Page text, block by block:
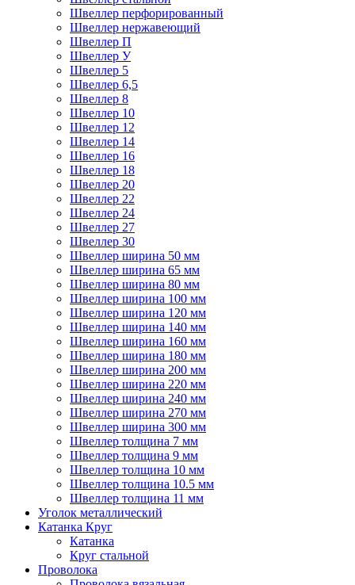
Швеллер перфорированный
Швеллер нержавеющий
Швеллер П
Швеллер У
Швеллер 5
Швеллер 6,5
Швеллер 8
Швеллер 10
Швеллер 12
Швеллер 14
Швеллер 16
Швеллер 18
Швеллер 20
Швеллер 22
Швеллер 24
Швеллер 27
Швеллер 30
Швеллер ширина 50 мм
Швеллер ширина 65 мм
Швеллер ширина 80 мм
Швеллер ширина 100 мм
Швеллер ширина 120 мм
Швеллер ширина 140 мм
Швеллер ширина 160 мм
Швеллер ширина 180 мм
Швеллер ширина 200 мм
Швеллер ширина 220 мм
Швеллер ширина 240 мм
Швеллер ширина 270 мм
Швеллер ширина 300 мм
Швеллер толщина 7 мм
Швеллер толщина 9 мм
Швеллер толщина 10 мм
Швеллер толщина 10.5 мм
Швеллер толщина 11 мм
Уголок металлический
Катанка Круг
Катанка
Круг стальной
Проволока